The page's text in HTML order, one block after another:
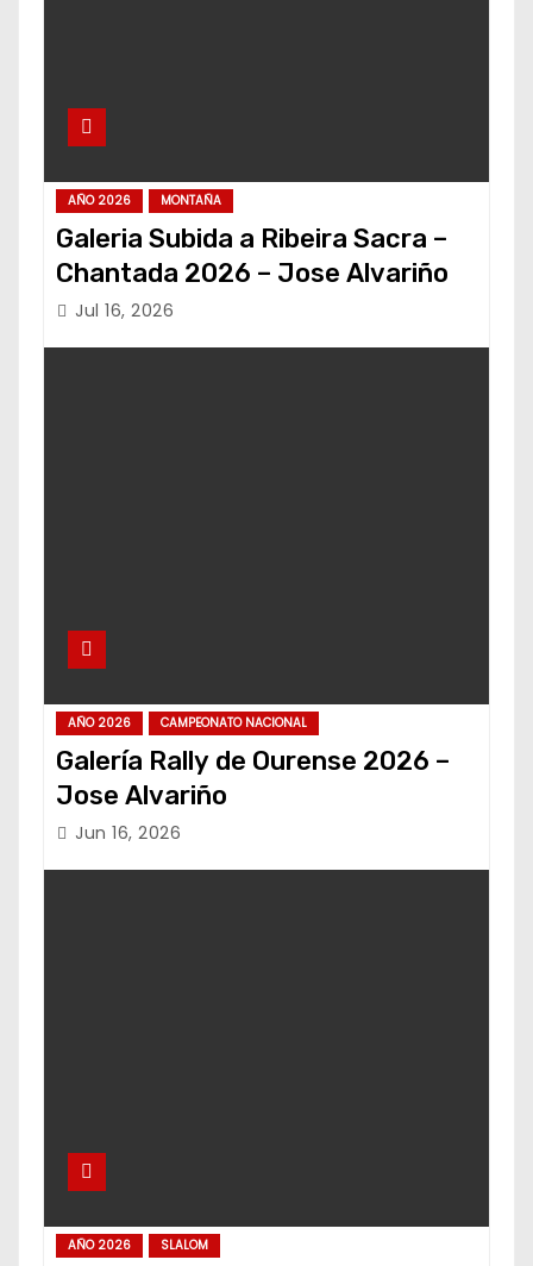
AÑO 2026 MONTAÑA
Galeria Subida a Ribeira Sacra –
Chantada 2026 – Jose Alvariño
Jul 16, 2026
AÑO 2026 CAMPEONATO NACIONAL
Galería Rally de Ourense 2026 –
Jose Alvariño
Jun 16, 2026
AÑO 2026 SLALOM